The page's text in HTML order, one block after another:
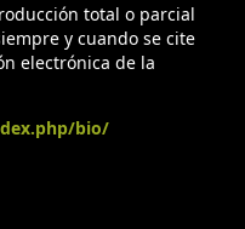
total o parcial
y cuando se cite
electrónica de la
bio/